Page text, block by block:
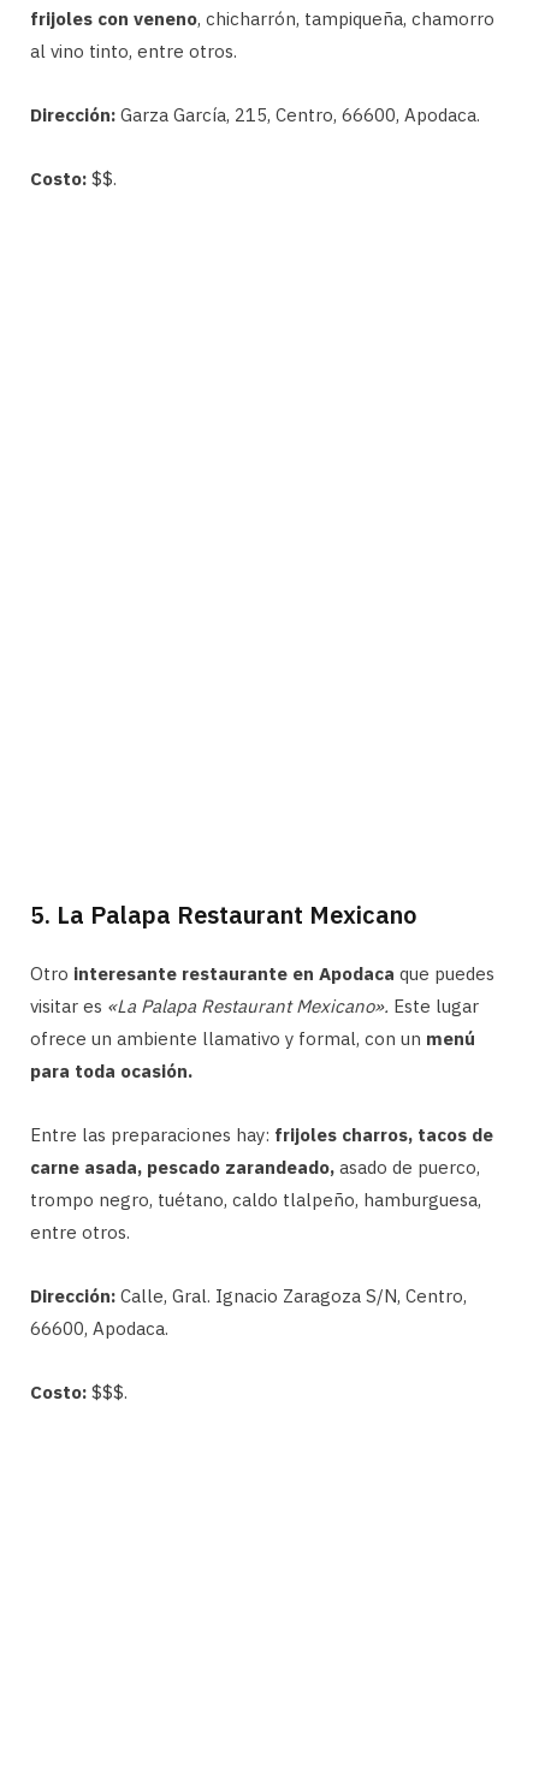
frijoles con veneno, chicharrón, tampiqueña, chamorro
al vino tinto, entre otros.
Dirección: Garza García, 215, Centro, 66600, Apodaca.
Costo: $$.
5. La Palapa Restaurant Mexicano
Otro interesante restaurante en Apodaca que puedes
visitar es «La Palapa Restaurant Mexicano». Este lugar
ofrece un ambiente llamativo y formal, con un menú
para toda ocasión.
Entre las preparaciones hay: frijoles charros, tacos de
carne asada, pescado zarandeado, asado de puerco,
trompo negro, tuétano, caldo tlalpeño, hamburguesa,
entre otros.
Dirección: Calle, Gral. Ignacio Zaragoza S/N, Centro,
66600, Apodaca.
Costo: $$$.